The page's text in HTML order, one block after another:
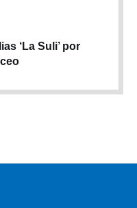
‘La Suli’ por